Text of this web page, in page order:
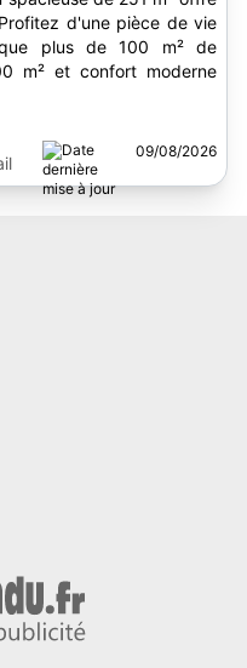
d'une pièce de vie
plus de 100 m² de
m² et confort moderne
09/08/2026